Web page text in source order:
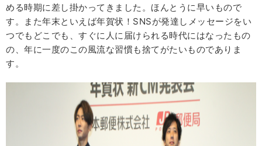
める時期に差し掛かってきました。ほんとうに早いもので
す。また年末といえば年賀状！SNSが発達しメッセージをい
つでもどこでも、すぐに人に届けられる時代にはなったもの
の、年に一度のこの風流な習慣も捨てがたいものでありま
す。